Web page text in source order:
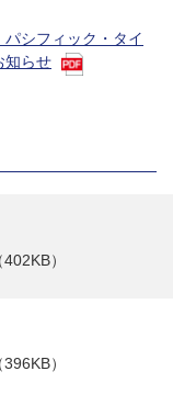
パシフィック・タイ
知らせ
402KB）
396KB）